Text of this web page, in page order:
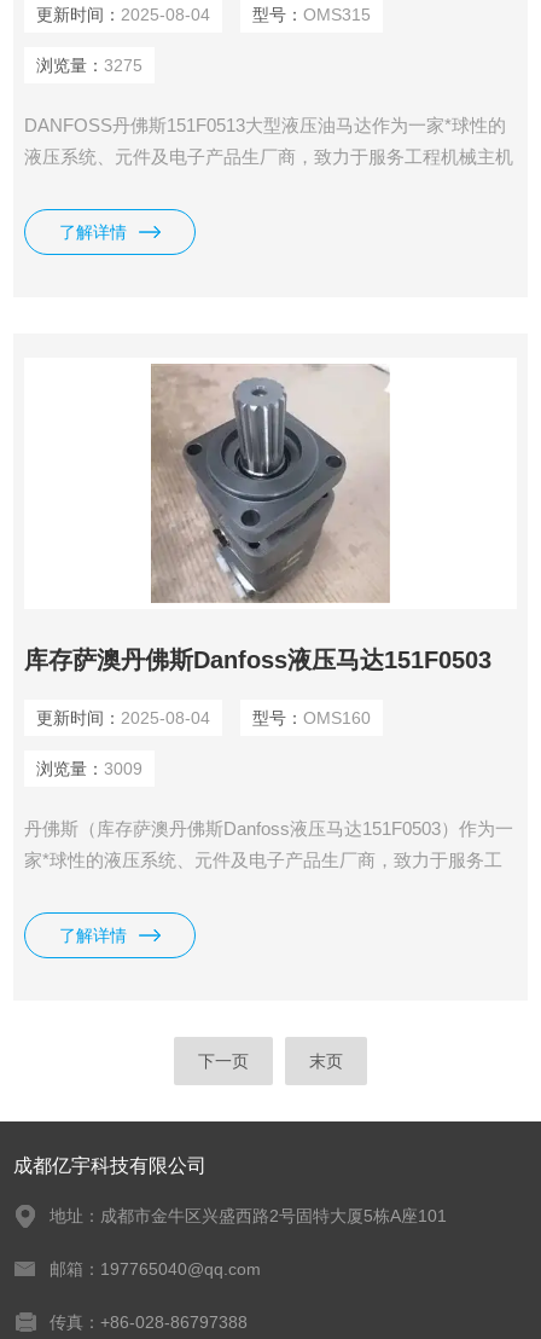
更新时间： 2025-08-04 型号： OMS315
浏览量： 3275
DANFOSS丹佛斯151F0513大型液压油马达作为一家*球性的
液压系统、元件及电子产品生厂商，致力于服务工程机械主机
运机械、林业机械、草坪护理机械以及特种机械等。
了解详情
库存萨澳丹佛斯Danfoss液压马达151F0503
更新时间： 2025-08-04 型号： OMS160
浏览量： 3009
丹佛斯（库存萨澳丹佛斯Danfoss液压马达151F0503）作为一
家*球性的液压系统、元件及电子产品生厂商，致力于服务工
械、物料搬运机械、林业机械、草坪护理机械以及特种机械
等。
了解详情
下一页 末页
成都亿宇科技有限公司
地址：成都市金牛区兴盛西路2号固特大厦5栋A座101
邮箱：197765040@qq.com
传真：+86-028-86797388